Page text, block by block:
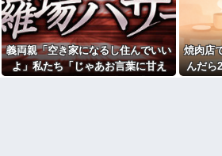
ワイ手取り15万正社員→副業
でウーバーやってるんやが金が
ない
祭りって謎だよな、誰が神輿
担いでるの？屋台出店してる奴
らは誰の許可を得て商売してる
の？
【
ありす
ｗｗｗ
コト
間にお
事にな
義両親「空き家になるし住んでいい
よ」私たち「じゃあお言葉に甘え
焼肉店
んだら